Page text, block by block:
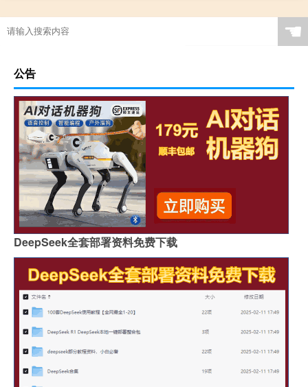
☚
公告
DeepSeek全套部署资料免费下载